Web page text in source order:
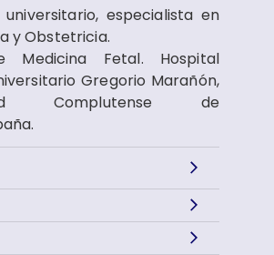
universitario, especialista en
y Obstetricia.
Medicina Fetal. Hospital
Gregorio Marañón,
Complutense de